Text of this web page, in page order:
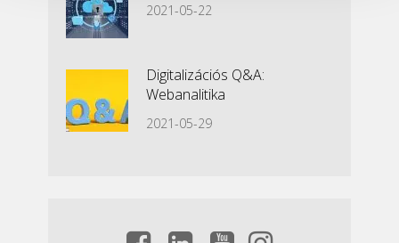
2021-05-22
Digitalizációs Q&A:
Webanalitika
2021-05-29